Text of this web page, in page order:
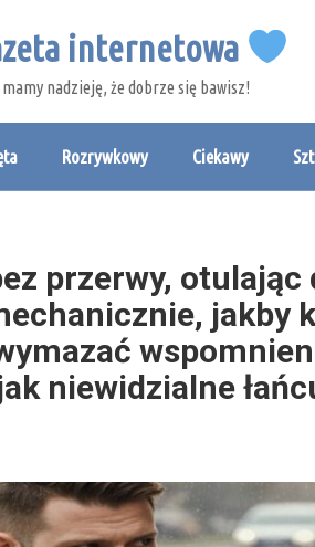
internetowa
nadzieję, że dobrze się bawisz!
Rozrywkowy Ciekawy
przerwy, otulając
jakby
niewidzialne